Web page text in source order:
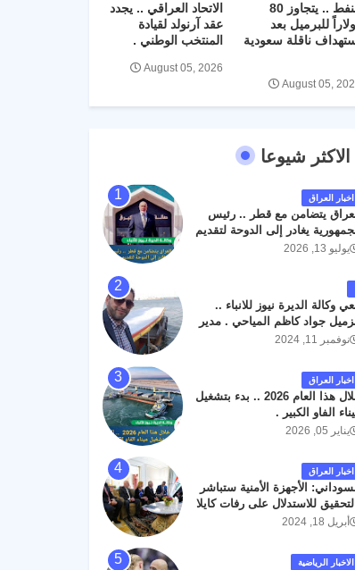
النفط .. يتجاوز 80
للبرميل بعد
ناقلة سعودية
August 05,
الاتحاد العراقي .. يجدد
عقد آرنولد لقيادة
المنتخب الوطني .
August 05, 2026
الاكثر شيوعا
اخبار العراق
يتضامن مع قطر .. رئيس
يغادر إلى الدوحة لتقديم
العزاء .يوليو 13, 2026
وكالة الديرة نيوز للانباء ..
جواد كاظم المياحي . مدير
الجوية العراقية السابق
الدولي اليوم الاثنين على
المؤدي من البوابة
الى صالة المسافرين .
كان سبب الحادث يعود
عجلته مع عجلة نوع كيا بنكو
البصرة الدولي . سائلين الله
وجل ان يتغمد الفقيد بواسع
، و انا لله وانا اليه راجعون .
نوفمبر 11, 2024
اخبار العراق
خلال هذا العام 2026 .. بدء بتشغيل
الفاو الكبير .
يناير 05, 2026
اخبار العراق
الأجهزة الأمنية ستباشر
للاستدلال على رفات كايلا
أبريل 18, 2024
الاخبار الرياضية